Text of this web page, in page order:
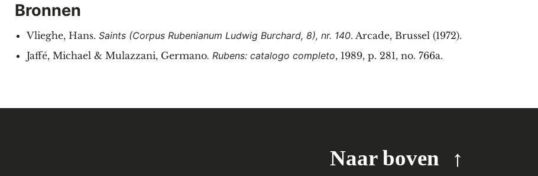
Bronnen
Vlieghe, Hans. Saints (Corpus Rubenianum Ludwig Burchard, 8), nr. 140. Arcade, Brussel (1972).
Jaffé, Michael & Mulazzani, Germano. Rubens: catalogo completo, 1989, p. 281, no. 766a.
Naar boven